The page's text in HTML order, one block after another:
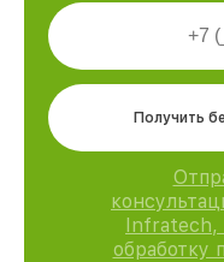
Получить
Infratech,
обработку